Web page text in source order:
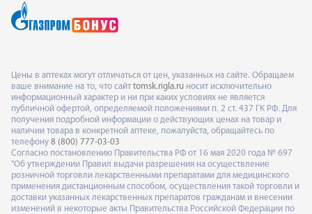
Цены в аптеках могут отличаться от цен, указанных на сайте. Обращаем
ваше внимание на то, что сайт tomsk.rigla.ru носит исключительно
информационный характер и ни при каких условиях не является
публичной офертой, определяемой положениями п. 2 ст. 437 ГК РФ. Для
получения подробной информации о действующих ценах на товар и
наличии товара в конкретной аптеке, пожалуйста, обращайтесь по
телефону 8 (800) 777-03-03
Согласно постановлению Правительства РФ от 16 мая 2020 года № 697
"Об утверждении Правил выдачи разрешения на осуществление
розничной торговли лекарственными препаратами для медицинского
применения дистанционным способом, осуществления такой торговли и
доставки указанных лекарственных препаратов гражданам и внесении
изменений в некоторые акты Правительства Российской Федерации по